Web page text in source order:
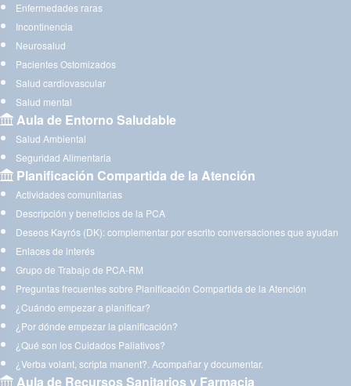
Enfermedades raras
Incontinencia
Neurosalud
Pacientes Ostomizados
Salud cardiovascular
Salud mental
Aula de Entorno Saludable
Salud Ambiental
Seguridad Alimentaria
Planificación Compartida de la Atención
Actividades comunitarias
Descripción y beneficios de la PCA
Deseos Kayrós (DK): complementar por escrito conversaciones que ayudan
Enlaces de interés
Grupo de Trabajo de PCA-RM
Preguntas frecuentes sobre Planificación Compartida de la Atención
¿Cuándo empezar a planificar?
¿Por dónde empezar la planificación?
¿Qué son los Cuidados Paliativos?
¿Verba volant, scripta manent?. Acompañar y documentar.
Aula de Recursos Sanitarios y Farmacia